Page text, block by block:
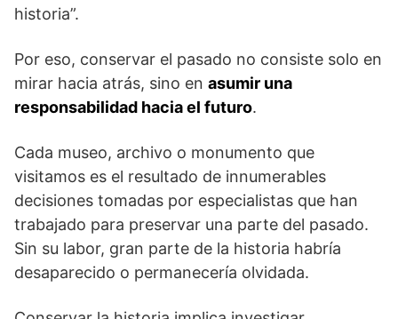
historia”.
Por eso, conservar el pasado no consiste solo en
mirar hacia atrás, sino en asumir una
responsabilidad hacia el futuro.
Cada museo, archivo o monumento que
visitamos es el resultado de innumerables
decisiones tomadas por especialistas que han
trabajado para preservar una parte del pasado.
Sin su labor, gran parte de la historia habría
desaparecido o permanecería olvidada.